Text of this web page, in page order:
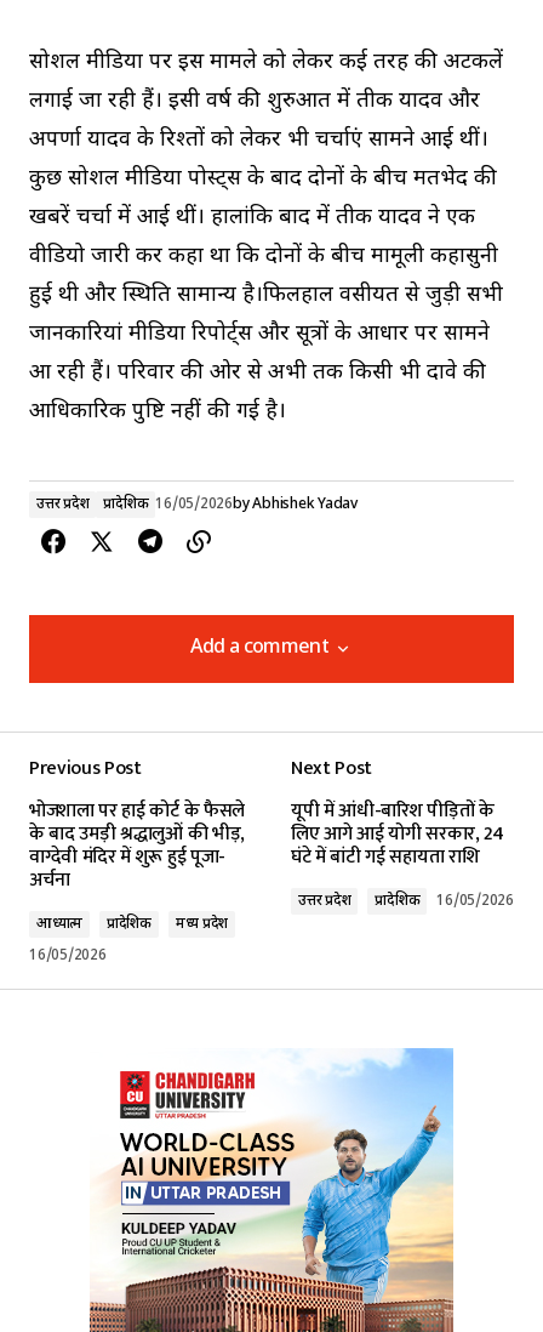
सोशल मीडिया पर इस मामले को लेकर कई तरह की अटकलें
लगाई जा रही हैं। इसी वर्ष की शुरुआत में प्रतीक यादव और
अपर्णा यादव के रिश्तों को लेकर भी चर्चाएं सामने आई थीं।
कुछ सोशल मीडिया पोस्ट्स के बाद दोनों के बीच मतभेद की
खबरें चर्चा में आई थीं। हालांकि बाद में प्रतीक यादव ने एक
वीडियो जारी कर कहा था कि दोनों के बीच मामूली कहासुनी
हुई थी और स्थिति सामान्य है।फिलहाल वसीयत से जुड़ी सभी
जानकारियां मीडिया रिपोर्ट्स और सूत्रों के आधार पर सामने
आ रही हैं। परिवार की ओर से अभी तक किसी भी दावे की
आधिकारिक पुष्टि नहीं की गई है।
उत्तर प्रदेश प्रादेशिक 16/05/2026byAbhishek Yadav
Add a comment
Add a comment
Required fields are marked*
Your E-mail*
Submit Comment
Previous Post
भोजशाला पर हाई कोर्ट के फैसले
के बाद उमड़ी श्रद्धालुओं की भीड़,
वाग्देवी मंदिर में शुरू हुई पूजा-
अर्चना
आध्यात्म प्रादेशिक
मध्य प्रदेश
16/05/2026
Next Post
यूपी में आंधी-बारिश पीड़ितों के
लिए आगे आई योगी सरकार, 24
घंटे में बांटी गई सहायता राशि
उत्तर प्रदेश प्रादेशिक 16/05/2026